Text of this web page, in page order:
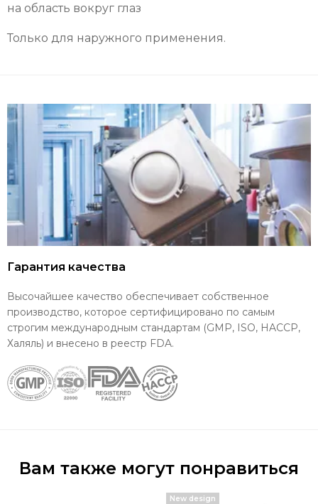
на область вокруг глаз
Только для наружного применения.
Гарантия качества
Высочайшее качество обеспечивает собственное
производство, которое сертифицировано по самым
строгим международным стандартам (GMP, ISO, HACCP,
Халяль) и внесено в реестр FDA.
Вам также могут понравиться
New design